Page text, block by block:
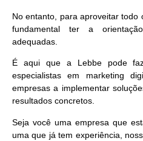
No entanto, para aproveitar todo
fundamental ter a
adequadas.
É aqui que a Lebbepode
especialistas em marketing
empresas a implementar
resultados concretos.
Seja você uma empresa que
uma que já tem experiência,